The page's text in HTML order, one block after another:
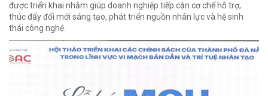
được triển khai nhằm giúp doanh nghiệp tiếp cận cơ chế hỗ trợ,
thúc đẩy đổi mới sáng tạo, phát triển nguồn nhân lực và hệ sinh
thái công nghệ.